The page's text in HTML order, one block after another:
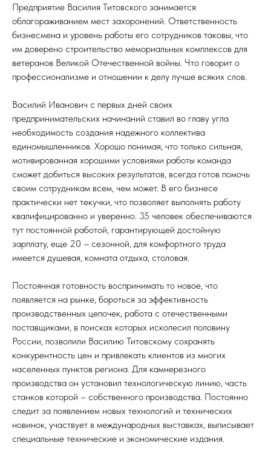
Предприятие Василия Титовского занимается
облагораживанием мест захоронений. Ответственность
бизнесмена и уровень работы его сотрудников таковы, что
им доверено строительство мемориальных комплексов для
ветеранов Великой Отечественной войны. Что говорит о
профессионализме и отношении к делу лучше всяких слов.
Василий Иванович с первых дней своих
предпринимательских начинаний ставил во главу угла
необходимость создания надежного коллектива
единомышленников. Хорошо понимая, что только сильная,
мотивированная хорошими условиями работы команда
сможет добиться высоких результатов, всегда готов помочь
своим сотрудникам всем, чем может. В его бизнесе
практически нет текучки, что позволяет выполнять работу
квалифицированно и уверенно. 35 человек обеспечиваются
тут постоянной работой, гарантирующей достойную
зарплату, еще 20 – сезонной, для комфортного труда
имеется душевая, комната отдыха, столовая.
Постоянная готовность воспринимать то новое, что
появляется на рынке, бороться за эффективность
производственных цепочек, работа с отечественными
поставщиками, в поисках которых исколесил половину
России, позволили Василию Титовскому сохранять
конкурентность цен и привлекать клиентов из многих
населенных пунктов региона. Для камнерезного
производства он установил технологическую линию, часть
станков которой – собственного производства. Постоянно
следит за появлением новых технологий и технических
новинок, участвует в международных выставках, выписывает
специальные технические и экономические издания.